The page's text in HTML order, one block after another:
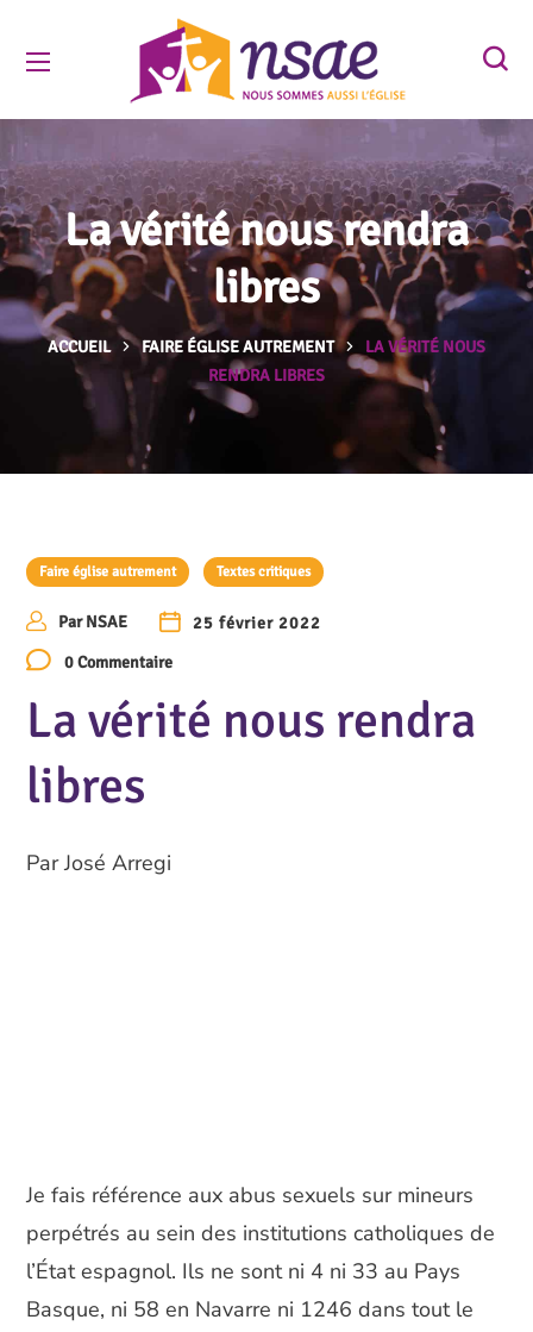
La vérité nous rendra
libres
ACCUEIL FAIRE ÉGLISE AUTREMENT
LA VÉRITÉ NOUS
RENDRA LIBRES
Faire église autrement Textes critiques
ParNSAE
25 février 2022
0 Commentaire
La vérité nous rendra
libres
Par José Arregi
Je fais référence aux abus sexuels sur mineurs
perpétrés au sein des institutions catholiques de
l’État espagnol. Ils ne sont ni 4 ni 33 au Pays
Basque, ni 58 en Navarre ni 1246 dans tout le